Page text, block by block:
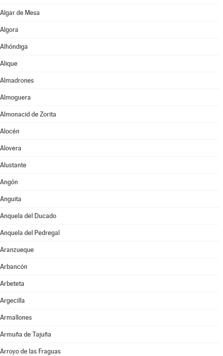
Algar de Mesa
Algora
Alhóndiga
Alique
Almadrones
Almoguera
Almonacid de Zorita
Alocén
Alovera
Alustante
Angón
Anguita
Anquela del Ducado
Anquela del Pedregal
Aranzueque
Arbancón
Arbeteta
Argecilla
Armallones
Armuña de Tajuña
Arroyo de las Fraguas